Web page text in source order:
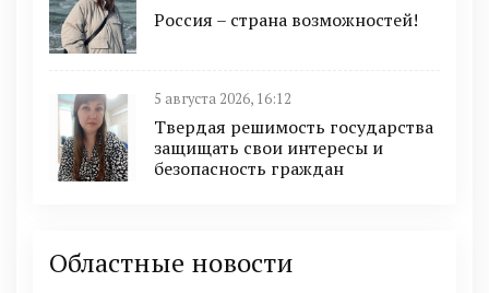
Россия – страна возможностей!
5 августа 2026, 16:12
Твердая решимость государства
защищать свои интересы и
безопасность граждан
Областные новости